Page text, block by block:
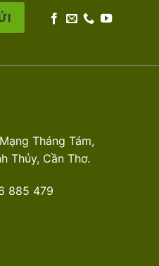
Tháng Tám,
Thủy, Cần Thơ.
885 479